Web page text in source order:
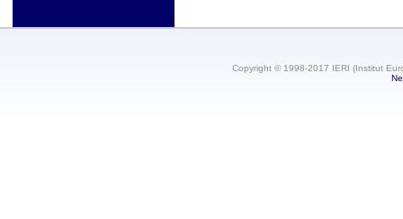
Copyright © 1998-2017 IERI (Institut